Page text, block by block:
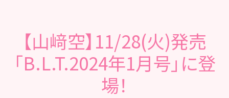
【山﨑空】11/28(火)発売
「B.L.T.2024年1月号」に登
場！